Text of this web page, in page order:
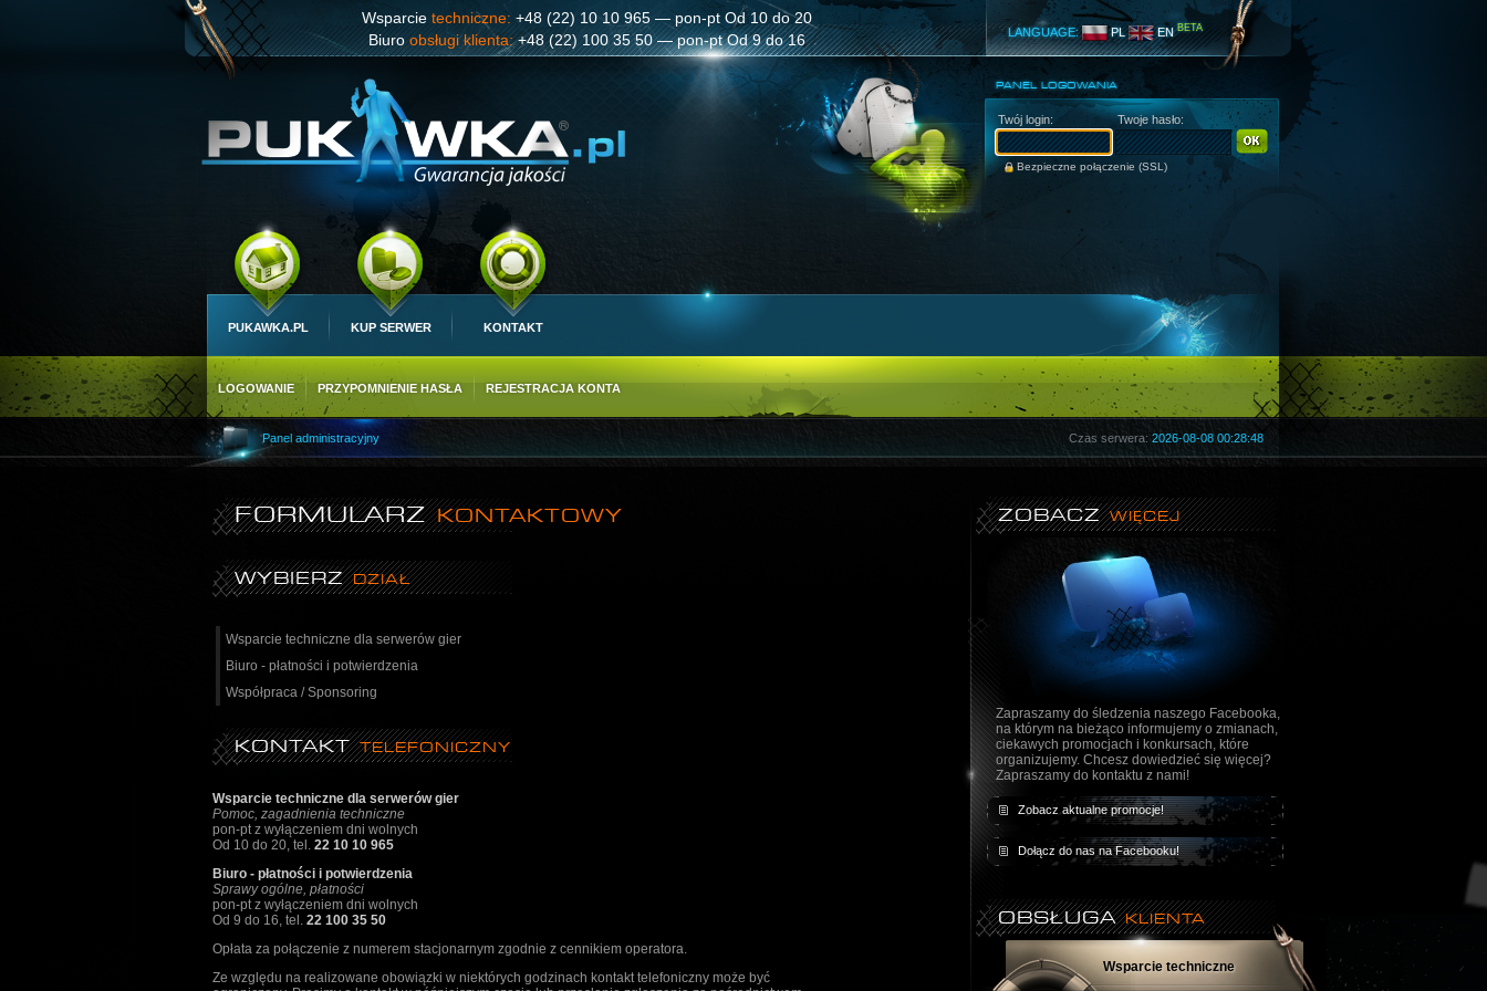
Wsparcie techniczne: +48 (22) 10 10 965 — pon-pt Od 10 do 20
Biuroobsługi klienta:+48 (22) 100 35 50 — pon-pt Od 9 do 16 LANGUAGE: PL EN BETA
PANEL LOGOWANIA
Twój login: Twoje hasło:
Bezpieczne połączenie (SSL)
PUKAWKA.PL KUP SERWER KONTAKT
LOGOWANIE PRZYPOMNIENIE HASŁA REJESTRACJA KONTA
Panel administracyjny Czas serwera: 2026-08-08 00:28:48
FORMULARZKONTAKTOWY
WYBIERZDZIAŁ
Wsparcie techniczne dla serwerów gier
Biuro - płatności i potwierdzenia
Współpraca / Sponsoring
KONTAKTTELEFONICZNY
Wsparcie techniczne dla serwerów gier
Pomoc, zagadnienia techniczne
pon-pt z wyłączeniem dni wolnych
Od 10 do 20, tel. 22 10 10 965
Biuro - płatności i potwierdzenia
Sprawy ogólne, płatności
pon-pt z wyłączeniem dni wolnych
Od 9 do 16, tel. 22 100 35 50
Opłata za połączenie z numerem stacjonarnym zgodnie z cennikiem operatora.
Ze względu na realizowane obowiązki w niektórych godzinach kontakt telefoniczny może być
ZOBACZWIĘCEJ
Zapraszamy do śledzenia naszego Facebooka,
na którym na bieżąco informujemy o zmianach,
ciekawych promocjach i konkursach, które
organizujemy. Chcesz dowiedzieć się więcej?
Zapraszamy do kontaktu z nami!
Zobacz aktualne promocje!
Dołącz do nas na Facebooku!
OBSŁUGAKLIENTA
Wsparcie techniczne